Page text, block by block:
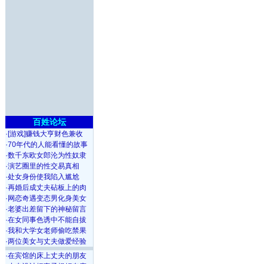
百姓论坛
· [游戏]赚钱大亨财色兼收
·70年代的人能看懂的故事
·数千东欧女郎沦为性奴隶
·演艺圈里的性交易真相
·处女身份使我陷入尴尬
·再婚后成丈夫砧板上的肉
· 网恋奇遇变态男化身美女
·老婆出差留下的神秘留言
·在女同事色诱中不能自拔
·我和大学女老师偷吃禁果
·两位美女与丈夫做爱经验
·在宾馆的床上丈夫的朋友